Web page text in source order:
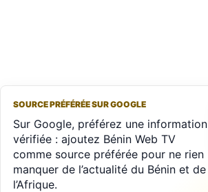
SOURCE PRÉFÉRÉE SUR GOOGLE
Sur Google, préférez une information
vérifiée : ajoutez Bénin Web TV
comme source préférée pour ne rien
manquer de l’actualité du Bénin et de
l’Afrique.